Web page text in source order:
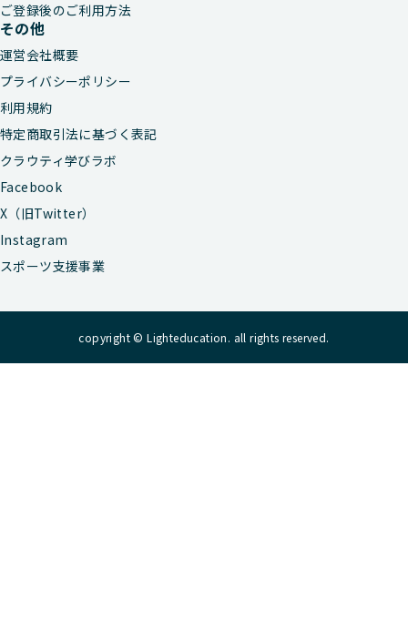
ご登録後のご利用方法
その他
運営会社概要
プライバシーポリシー
利用規約
特定商取引法に基づく表記
クラウティ学びラボ
Facebook
X（旧Twitter）
Instagram
スポーツ支援事業
copyright © Lighteducation. all rights reserved.